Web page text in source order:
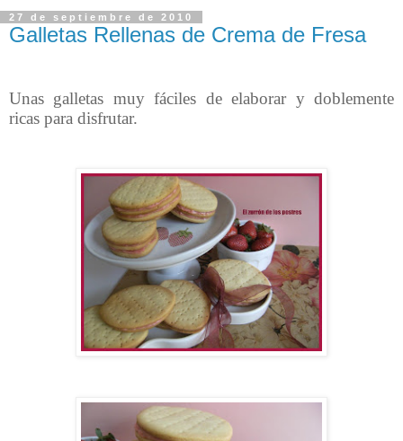
27 de septiembre de 2010
Galletas Rellenas de Crema de Fresa
Unas galletas muy fáciles de elaborar y doblemente
ricas para disfrutar.